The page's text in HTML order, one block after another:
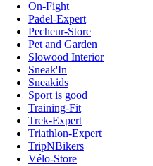
On-Fight
Padel-Expert
Pecheur-Store
Pet and Garden
Slowood Interior
Sneak'In
Sneakids
Sport is good
Training-Fit
Trek-Expert
Triathlon-Expert
TripNBikers
Vélo-Store